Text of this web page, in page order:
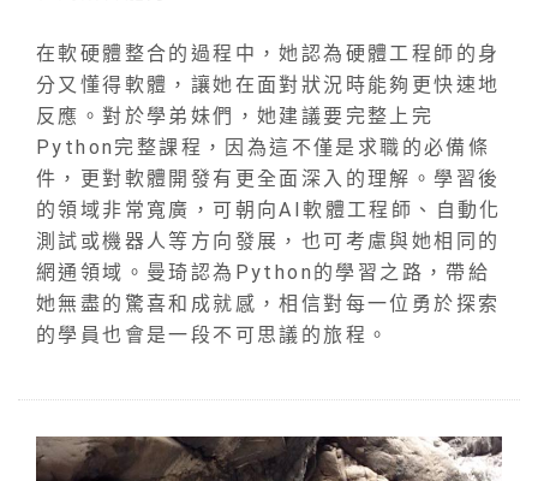
在軟硬體整合的過程中，她認為硬體工程師的身
分又懂得軟體，讓她在面對狀況時能夠更快速地
反應。對於學弟妹們，她建議要完整上完
Python完整課程，因為這不僅是求職的必備條
件，更對軟體開發有更全面深入的理解。學習後
的領域非常寬廣，可朝向AI軟體工程師、自動化
測試或機器人等方向發展，也可考慮與她相同的
網通領域。曼琦認為Python的學習之路，帶給
她無盡的驚喜和成就感，相信對每一位勇於探索
的學員也會是一段不可思議的旅程。